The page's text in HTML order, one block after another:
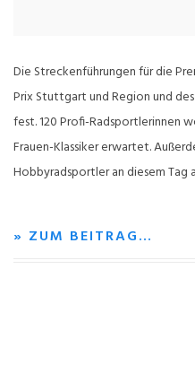
Die Streckenführungen für die
Prix Stuttgart und Region und
fest. 120 Profi-Radsportlerinnen
Frauen-Klassiker erwartet.
Hobbyradsportler an diesem Tag
» ZUM BEITRAG…